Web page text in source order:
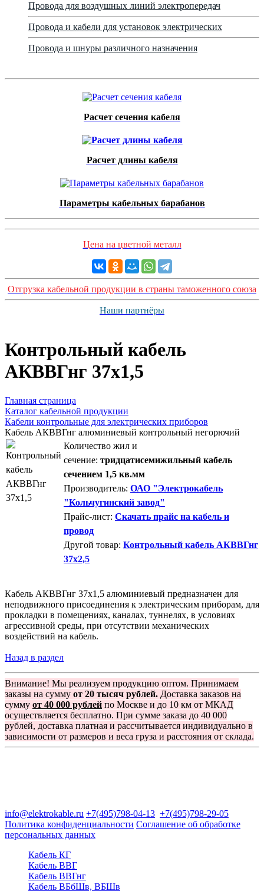
Провода для воздушных линий электропередач
Провода и кабели для установок электрических
Провода и шнуры различного назначения
Расчет сечения кабеля
Расчет длины кабеля
Параметры кабельных барабанов
Цена на цветной металл
Отгрузка кабельной продукции в страны таможенного союза
Наши партнёры
Контрольный кабель
AКВВГнг 37х1,5
Главная страница
Каталог кабельной продукции
Кабели контрольные для электрических приборов
Кабель АКВВГнг алюминиевый контрольный негорючий
Количество жил и
сечение: тридцатисемижильный кабель
сечением 1,5 кв.мм
Производитель: ОАО "Электрокабель
"Кольчугинский завод"
Прайс-лист: Скачать прайс на кабель и
провод
Другой товар: Контрольный кабель АКВВГнг
37х2,5
Кабель АКВВГнг 37х1,5 алюминиевый предназначен для
неподвижного присоединения к электрическим приборам, для
прокладки в помещениях, каналах, туннелях, в условиях
агрессивной среды, при отсутствии механических
воздействий на кабель.
Назад в раздел
Внимание! Мы реализуем продукцию оптом. Принимаем
заказы на сумму от 20 тысяч рублей. Доставка заказов на
сумму от 40 000 рублей по Москве и до 10 км от МКАД
осуществляется бесплатно. При сумме заказа до 40 000
рублей, доставка платная и рассчитывается индивидуально в
зависимости от размеров и веса груза и расстояния от склада.
info@elektrokable.ru +7(495)798-04-13 +7(495)798-29-05
Политика конфиденциальности Соглашение об обработке
персональных данных
Кабель КГ
Кабель ВВГ
Кабель ВВГнг
Кабель ВБбШв, ВБШв